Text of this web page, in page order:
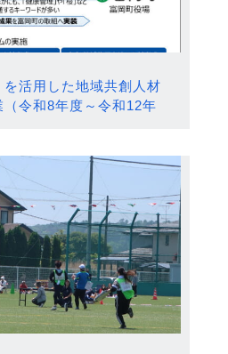
活用した地域共創人材
令和8年度～令和12年